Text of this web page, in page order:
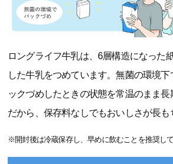
ロングライフ牛乳は、6層構造になった
した牛乳をつめています。無菌の環境
ックづめしたときの状態を常温のまま長
だから、保存料なしでもおいしさが長も
※開封後は冷蔵保存し、早めに飲むことを推奨して